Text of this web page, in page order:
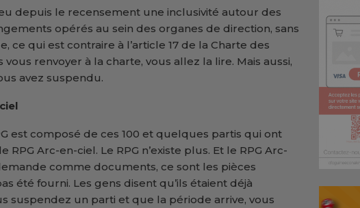
depuis le recensement une inclusivité autour des
opérés au sein des organes de direction, sans
ce qui est contraire à l’article 17 de la Charte des
vous renvoyer à la charte, vous allez la lire. Mais aussi,
avez suspendu.
est composé de ces 100 et quelques partis qui ont
Arc-en-ciel. Le RPG n’existe plus. Et le RPG Arc-
comme documents, ce sont les pièces
été fourni. Les gens disent qu’ils étaient déjà
suspendez un parti et que la période arrive, vous